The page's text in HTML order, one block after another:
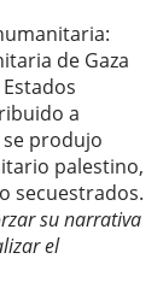
de Gaza
a
se produjo
palestino,
secuestrados.
su narrativa
el